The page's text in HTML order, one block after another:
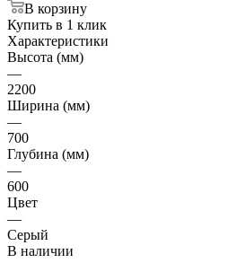
В корзину
Купить в 1 клик
Характеристики
Высота (мм)
—
2200
Ширина (мм)
—
700
Глубина (мм)
—
600
Цвет
—
Серый
В наличии